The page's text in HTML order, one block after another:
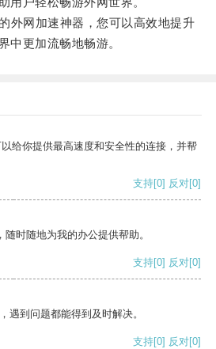
网加速神器，您可以高效地提升
中更加流畅地畅游。
给你提供最高速度和安全性的连接，并帮
支持[0] 反对[0]
时随地为我的办公提供帮助。
支持[0] 反对[0]
遇到问题都能得到及时解决。
支持[0] 反对[0]